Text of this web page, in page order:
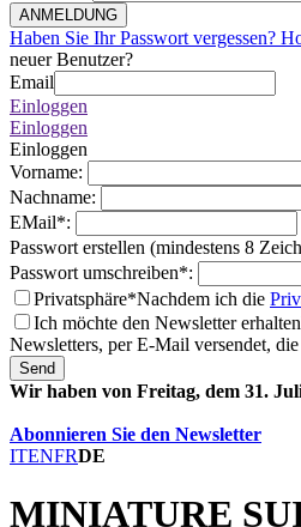
ANMELDUNG
Haben Sie Ihr Passwort vergessen?
neuer Benutzer?
Email
Einloggen
Einloggen
Einloggen
Vorname:
Nachname:
EMail*:
Passwort erstellen (mindestens 8
Passwort umschreiben*:
Privatsphäre*Nachdem ich die
Ich möchte den Newsletter erhalten
Newsletters, per E-Mail versendet,
Send
Wir haben von Freitag, dem 31.
Abonnieren Sie den Newsletter
ITENFRDE
MINIATURE